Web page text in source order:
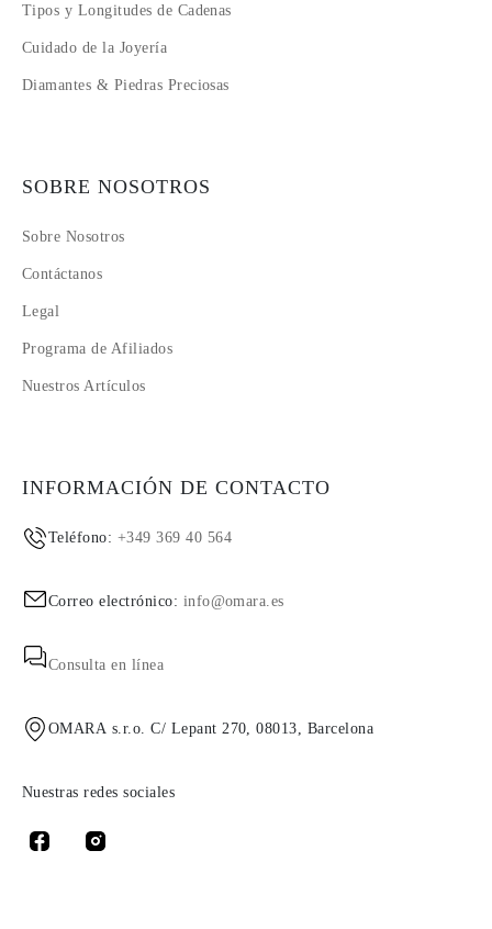
Tipos y Longitudes de Cadenas
Cuidado de la Joyería
Diamantes & Piedras Preciosas
SOBRE NOSOTROS
Sobre Nosotros
Contáctanos
Legal
Programa de Afiliados
Nuestros Artículos
INFORMACIÓN DE CONTACTO
Teléfono: +349 369 40 564
Correo electrónico: info@omara.es
Consulta en línea
OMARA s.r.o. C/ Lepant 270, 08013, Barcelona
Nuestras redes sociales